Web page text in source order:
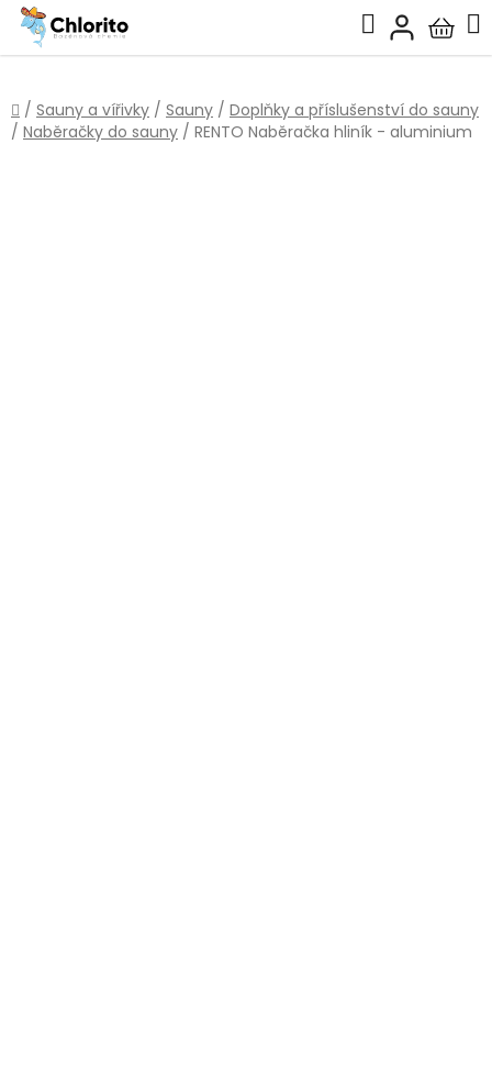
Přejít
obsah
Hledat
košík
Domů
/ Sauny a vířivky / Sauny / Doplňky a příslušenství do sauny
/ Naběračky do sauny / RENTO Naběračka hliník - aluminium